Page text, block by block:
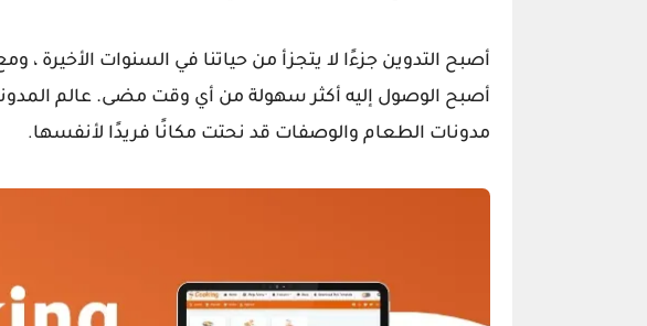
أصبح التدوين جزءًا لا يتجزأ من حياتنا في السنوات الأخيرة
أصبح الوصول إليه أكثر سهولة من أي وقت مضى. عالم
مدونات الطعام والوصفات قد نحتت مكانًا فريدًا لأنفسها.